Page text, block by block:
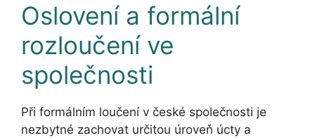
Oslovení a formální
rozloučení ve
společnosti
Při formálním loučení v české společnosti je
nezbytné zachovat určitou úroveň úcty a